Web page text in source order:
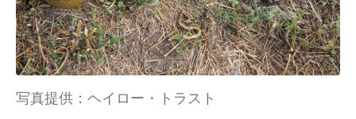
写真提供：ヘイロー・トラスト